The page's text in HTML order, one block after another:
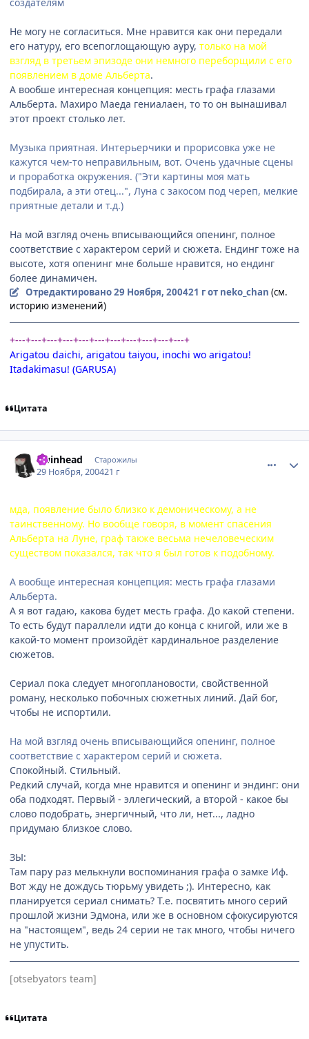
создателям
Не могу не согласиться. Мне нравится как они передали
его натуру, его всепоглощающую ауру, только на мой
взгляд в третьем эпизоде они немного переборщили с его
появлением в доме Альберта.
А вообше интересная концепция: месть графа глазами
Альберта. Махиро Маеда гениалаен, то то он вынашивал
этот проект столько лет.
Музыка приятная. Интерьерчики и прорисовка уже не
кажутся чем-то неправильным, вот. Очень удачные сцены
и проработка окружения. ("Эти картины моя мать
подбирала, а эти отец...", Луна с закосом под череп, мелкие
приятные детали и т.д.)
На мой взгляд очень вписывающийся опенинг, полное
соответствие с характером серий и сюжета. Ендинг тоже на
высоте, хотя опенинг мне больше нравится, но ендинг
более динамичен.
Отредактировано29 Ноября, 200421 гот neko_chan (см.
историю изменений)
+---+---+---+---+---+---+---+---+---+---+---+
Arigatou daichi, arigatou taiyou, inochi wo arigatou!
Itadakimasu! (GARUSA)
Цитата
Twinhead Старожилы
29 Ноября, 200421 г
мда, появление было близко к демоническому, а не
таинственному. Но вообще говоря, в момент спасения
Альберта на Луне, граф также весьма нечеловеческим
существом показался, так что я был готов к подобному.
А вообще интересная концепция: месть графа глазами
Альберта.
А я вот гадаю, какова будет месть графа. До какой степени.
То есть будут параллели идти до конца с книгой, или же в
какой-то момент произойдёт кардинальное разделение
сюжетов.
Сериал пока следует многоплановости, свойственной
роману, несколько побочных сюжетных линий. Дай бог,
чтобы не испортили.
На мой взгляд очень вписывающийся опенинг, полное
соответствие с характером серий и сюжета.
Спокойный. Стильный.
Редкий случай, когда мне нравится и опенинг и эндинг: они
оба подходят. Первый - эллегический, а второй - какое бы
слово подобрать, энергичный, что ли, нет..., ладно
придумаю близкое слово.
ЗЫ:
Там пару раз мелькнули воспоминания графа о замке Иф.
Вот жду не дождусь тюрьму увидеть ;). Интересно, как
планируется сериал снимать? Т.е. посвятить много серий
прошлой жизни Эдмона, или же в основном сфокусируются
на "настоящем", ведь 24 серии не так много, чтобы ничего
не упустить.
[otsebyators team]
Цитата